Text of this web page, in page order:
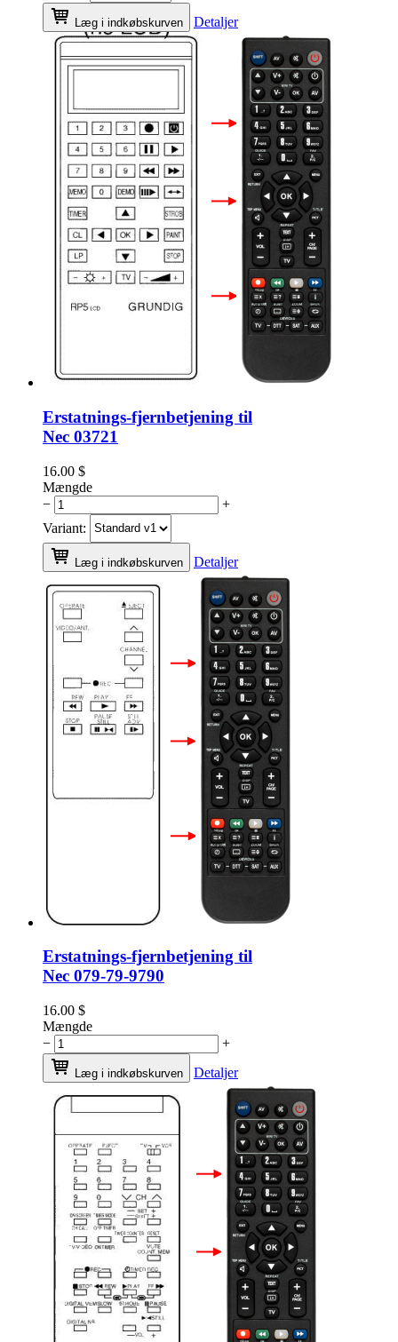
Læg i indkøbskurven Detaljer
Erstatnings-fjernbetjening til
Nec 03721
16.00 $
Mængde
−
+
Variant:
Læg i indkøbskurven Detaljer
Erstatnings-fjernbetjening til
Nec 079-79-9790
16.00 $
Mængde
−
+
Læg i indkøbskurven Detaljer